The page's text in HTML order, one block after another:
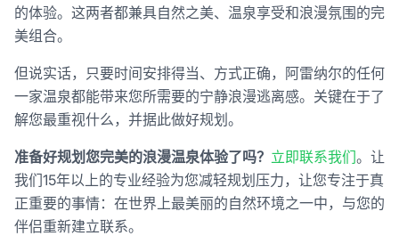
的体验。这两者都兼具自然之美、温泉享受和浪漫氛围的完
美组合。
但说实话，只要时间安排得当、方式正确，阿雷纳尔的任何
一家温泉都能带来您所需要的宁静浪漫逃离感。关键在于了
解您最重视什么，并据此做好规划。
准备好规划您完美的浪漫温泉体验了吗？ 立即联系我们。让
我们15年以上的专业经验为您减轻规划压力，让您专注于真
正重要的事情：在世界上最美丽的自然环境之一中，与您的
伴侣重新建立联系。